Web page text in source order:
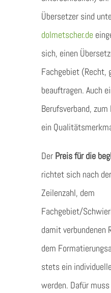
Übersetzer sind
dolmetscher.de
sich, einen
Fachgebiet (Recht,
beauftragen. Auch
Berufsverband,
ein
Der Preis für die
richtet sich nach
Zeilenzahl, dem
Fachgebiet/
damit verbundenen
dem
stets ein
werden. Dafür